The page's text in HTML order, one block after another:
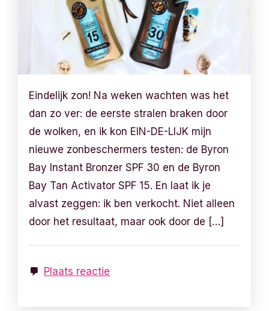
Eindelijk zon! Na weken wachten was het
dan zo ver: de eerste stralen braken door
de wolken, en ik kon EIN-DE-LIJK mijn
nieuwe zonbeschermers testen: de Byron
Bay Instant Bronzer SPF 30 en de Byron
Bay Tan Activator SPF 15. En laat ik je
alvast zeggen: ik ben verkocht. Niet alleen
door het resultaat, maar ook door de […]
Plaats reactie